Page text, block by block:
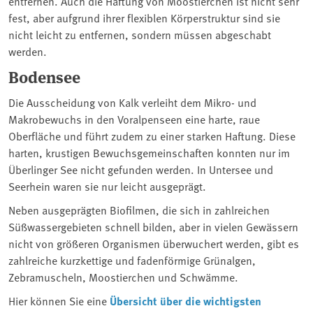
fest, aber aufgrund ihrer flexiblen Körperstruktur sind sie
nicht leicht zu entfernen, sondern müssen abgeschabt
werden.
Bodensee
Die Ausscheidung von Kalk verleiht dem Mikro- und
Makrobewuchs in den Voralpenseen eine harte, raue
Oberfläche und führt zudem zu einer starken Haftung. Diese
harten, krustigen Bewuchsgemeinschaften konnten nur im
Überlinger See nicht gefunden werden. In Untersee und
Seerhein waren sie nur leicht ausgeprägt.
Neben ausgeprägten Biofilmen, die sich in zahlreichen
Süßwassergebieten schnell bilden, aber in vielen Gewässern
nicht von größeren Organismen überwuchert werden, gibt es
zahlreiche kurzkettige und fadenförmige Grünalgen,
Zebramuscheln, Moostierchen und Schwämme.
Hier können Sie eine Übersicht über die wichtigsten